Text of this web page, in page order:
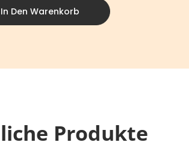
In Den Warenkorb
Produkte